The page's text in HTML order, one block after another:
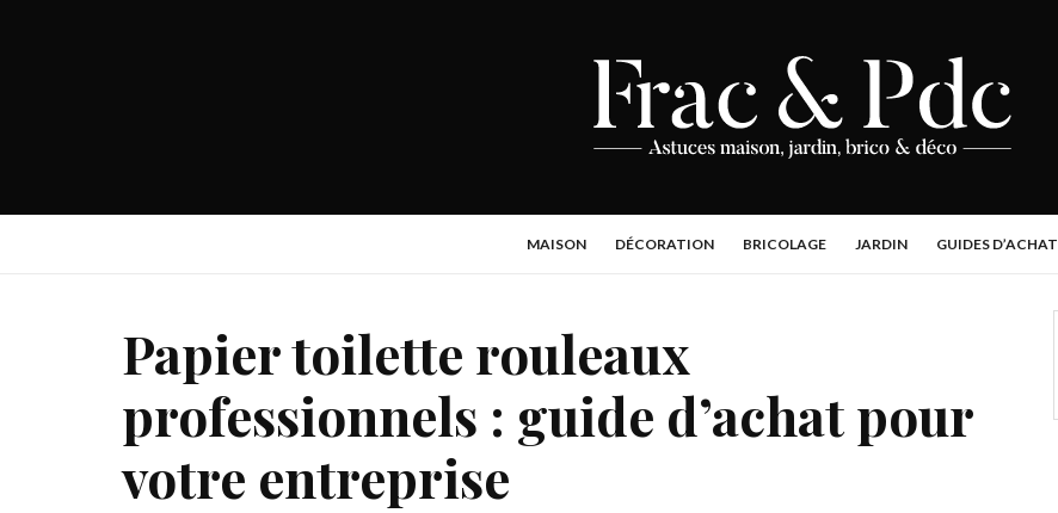
MAISON DÉCORATION BRICOLAGE JARDIN GUIDES D’ACHAT
Papier toilette rouleaux
professionnels : guide d’achat pour
votre entreprise